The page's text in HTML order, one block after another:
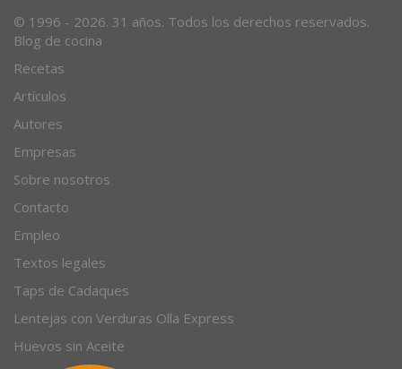
© 1996 - 2026. 31 años. Todos los derechos reservados.
Blog de cocina
Recetas
Artículos
Autores
Empresas
Sobre nosotros
Contacto
Empleo
Textos legales
Taps de Cadaques
Lentejas con Verduras Olla Express
Huevos sin Aceite